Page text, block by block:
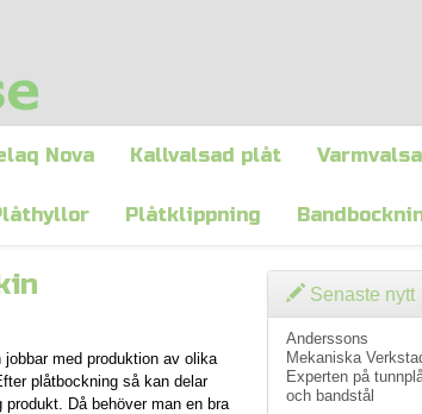
Nova Kallvalsad plåt
Plåtklippning
med produktion av olika
plåtbockning så kan delar
Då behöver man en bra
Senaste nytt
Anderssons
Mekaniska
Experten på
och bandstål